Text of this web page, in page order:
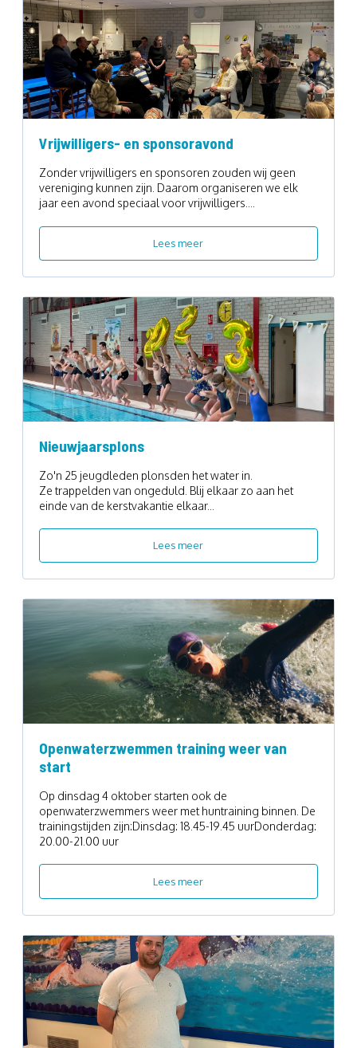
Vrijwilligers- en sponsoravond
Zonder vrijwilligers en sponsoren zouden wij geen
vereniging kunnen zijn. Daarom organiseren we elk
jaar een avond speciaal voor vrijwilligers....
Lees meer
Nieuwjaarsplons
Zo'n 25 jeugdleden plonsden het water in.
Ze trappelden van ongeduld. Blij elkaar zo aan het
einde van de kerstvakantie elkaar...
Lees meer
Openwaterzwemmen training weer van
start
Op dinsdag 4 oktober starten ook de
openwaterzwemmers weer met huntraining binnen. De
trainingstijden zijn:Dinsdag: 18.45-19.45 uurDonderdag:
20.00-21.00 uur
Lees meer